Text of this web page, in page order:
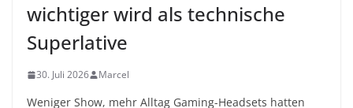
wichtiger wird als technische
Superlative
30. Juli 2026 Marcel
Weniger Show, mehr Alltag Gaming-Headsets hatten